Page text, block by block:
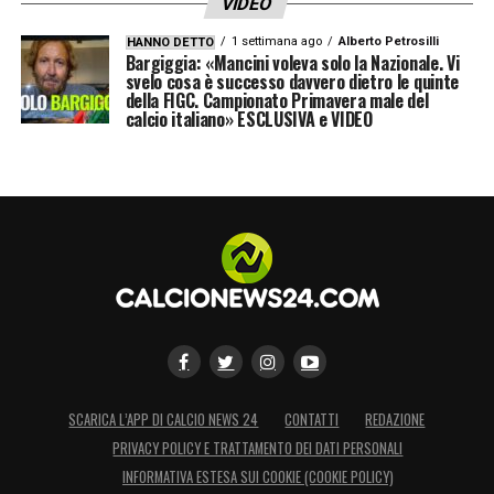
L’Interè pronta alla battaglia europea: Chivu
cerca una reazione forte, e il Metropolitano
TUTTE LE ULTIME NOTIZIE DI SERIE A
LA PLAYLIST DELLE NOSTRE TOP NEWS
VIDEO
HANNO DETTO 1 settimana ago Alberto Petrosilli
Bargiggia: «Mancini voleva solo la Nazionale. Vi
svelo cosa è successo davvero dietro le quinte
della FIGC. Campionato Primavera male del
calcio italiano» ESCLUSIVA e VIDEO
SCARICA L’APP DI CALCIO NEWS 24 CONTATTI
REDAZIONE
PRIVACY POLICY E TRATTAMENTO DEI DATI PERSONALI
INFORMATIVA ESTESA SUI COOKIE (COOKIE POLICY)